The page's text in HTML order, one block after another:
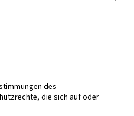
des
die sich auf oder